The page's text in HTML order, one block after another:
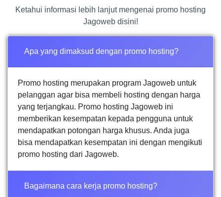
Ketahui informasi lebih lanjut mengenai promo hosting
Jagoweb disini!
Apa yang dimaksud dengan promo hosting?
Promo hosting merupakan program Jagoweb untuk
pelanggan agar bisa membeli hosting dengan harga
yang terjangkau. Promo hosting Jagoweb ini
memberikan kesempatan kepada pengguna untuk
mendapatkan potongan harga khusus. Anda juga
bisa mendapatkan kesempatan ini dengan mengikuti
promo hosting dari Jagoweb.
Bagaimana cara kerja promo hosting?